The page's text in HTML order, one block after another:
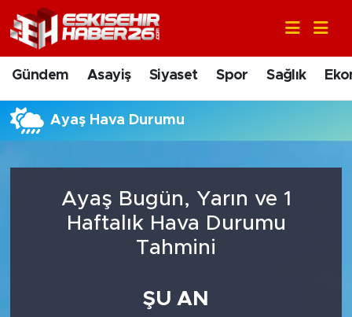
Gündem Asayiş Siyaset Spor Sağlık
Ayaş Hava Durumu
Ayaş Bugün, Yarın ve 1
Haftalık Hava Durumu
Tahmini
ŞU AN
Gündem
Asayiş
Siyaset
Sağlık
Nöbetçi Eczaneler
Hava Durumu
Trafik Durumu
Tüm Manşetler